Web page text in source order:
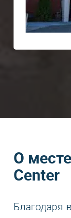
О
Center
Благодаря